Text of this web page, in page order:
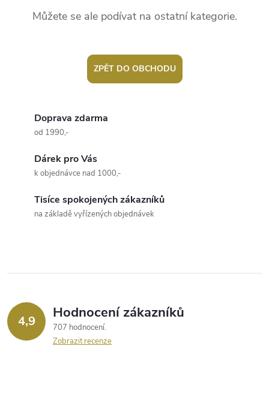
Můžete se ale podívat na ostatní kategorie.
ZPĚT DO OBCHODU
Doprava zdarma
od 1990,-
Dárek pro Vás
k objednávce nad 1000,-
Tisíce spokojených zákazníků
na základě vyřízených objednávek
4,9 Hodnocení zákazníků
707 hodnocení
Zobrazit recenze